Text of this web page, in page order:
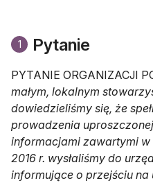
1 Pytanie
PYTANIE ORGANIZACJI
małym, lokalnym
dowiedzieliśmy się, że
prowadzenia
informacjami zawartymi
2016 r. wysłaliśmy do
informujące o przejściu